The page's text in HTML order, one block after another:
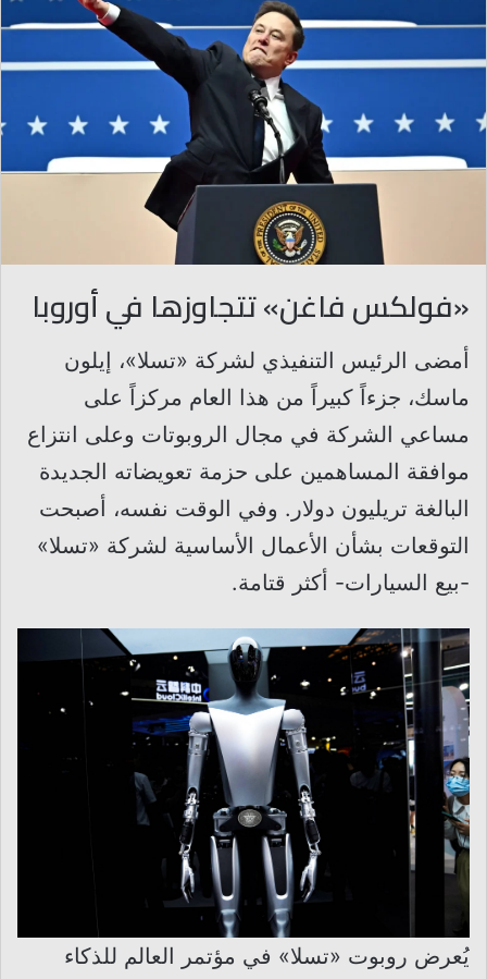
«فولكس فاغن» تتجاوزها في أوروبا
أمضى الرئيس التنفيذي لشركة «تسلا»، إيلون
ماسك، جزءاً كبيراً من هذا العام مركزاً على
مساعي الشركة في مجال الروبوتات وعلى انتزاع
موافقة المساهمين على حزمة تعويضاته الجديدة
البالغة تريليون دولار. وفي الوقت نفسه، أصبحت
التوقعات بشأن الأعمال الأساسية لشركة «تسلا»
-بيع السيارات- أكثر قتامة.
يُعرض روبوت «تسلا» في مؤتمر العالم للذكاء